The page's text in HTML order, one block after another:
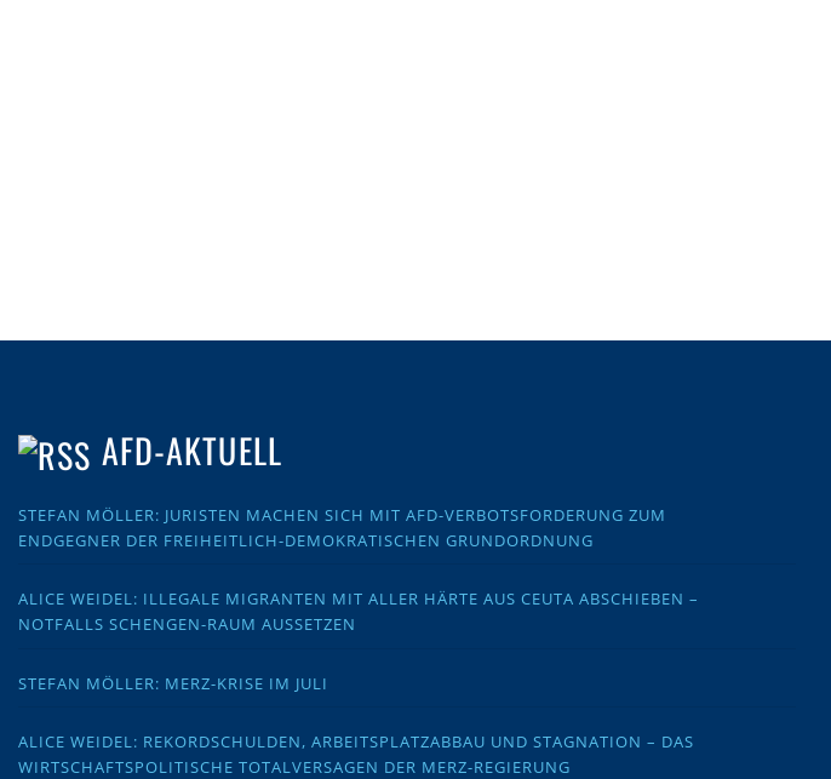
AFD-AKTUELL
STEFAN MÖLLER: JURISTEN MACHEN SICH MIT AFD-VERBOTSFORDERUNG ZUM
ENDGEGNER DER FREIHEITLICH-DEMOKRATISCHEN GRUNDORDNUNG
ALICE WEIDEL: ILLEGALE MIGRANTEN MIT ALLER HÄRTE AUS CEUTA ABSCHIEBEN –
NOTFALLS SCHENGEN-RAUM AUSSETZEN
STEFAN MÖLLER: MERZ-KRISE IM JULI
ALICE WEIDEL: REKORDSCHULDEN, ARBEITSPLATZABBAU UND STAGNATION – DAS
WIRTSCHAFTSPOLITISCHE TOTALVERSAGEN DER MERZ-REGIERUNG